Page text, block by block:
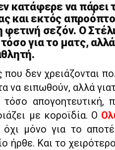
κατάφερε να πάρει
και εκτός
σεζόν. Ο
για το ματς,
δεν χρειάζονται
να ειπωθούν, αλλά
απογοητευτική,
με κοροϊδία. Ο
όχι μόνο για το
ήρθε. Και το